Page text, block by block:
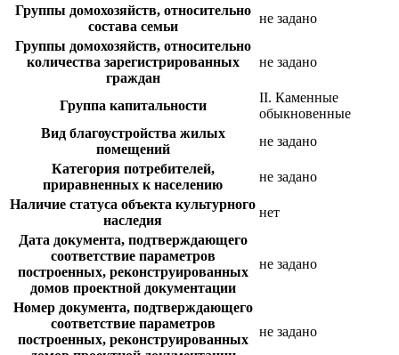
Группы домохозяйств, относительно
состава семьи
не задано
Группы домохозяйств, относительно
количества зарегистрированных
граждан
не задано
Группа капитальности
II. Каменные
обыкновенные
Вид благоустройства жилых
помещений
не задано
Категория потребителей,
приравненных к населению
не задано
Наличие статуса объекта культурного
наследия
нет
Дата документа, подтверждающего
соответствие параметров
построенных, реконструированных
домов проектной документации
не задано
Номер документа, подтверждающего
соответствие параметров
построенных, реконструированных
не задано